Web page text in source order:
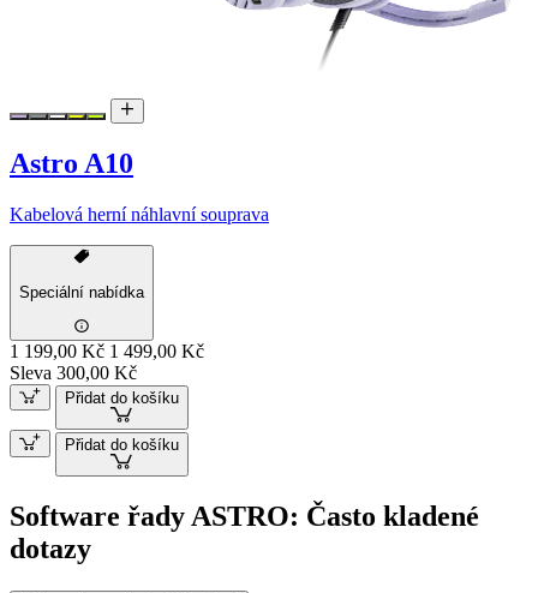
Astro A10
Kabelová herní náhlavní souprava
Speciální nabídka
1 199,00 Kč 1 499,00 Kč
Sleva 300,00 Kč
Přidat do košíku
Přidat do košíku
Software řady ASTRO: Často kladené
dotazy